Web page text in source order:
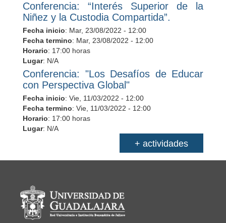
Conferencia: “Interés Superior de la
Niñez y la Custodia Compartida”.
Fecha inicio: Mar, 23/08/2022 - 12:00
Fecha termino: Mar, 23/08/2022 - 12:00
Horario: 17:00 horas
Lugar: N/A
Conferencia: "Los Desafíos de Educar
con Perspectiva Global"
Fecha inicio: Vie, 11/03/2022 - 12:00
Fecha termino: Vie, 11/03/2022 - 12:00
Horario: 17:00 horas
Lugar: N/A
+ actividades
Información del portal